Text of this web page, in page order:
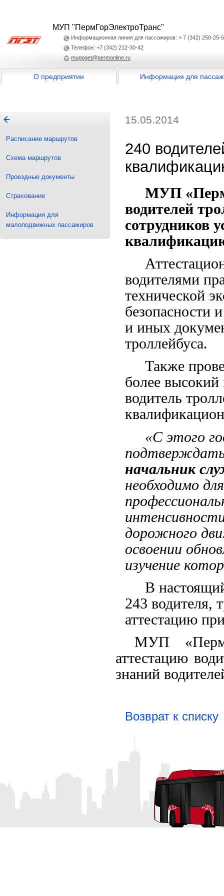
МУП "ПермГорЭлектроТранс"
Информационная линия для пассажиров: + 7 (342) 250-25-
Телефон: +7 (342) 212-30-42
muppget@permonline.ru
О предприятии Информация для
Расписание маршрутов
Схема маршрутов
Проездные документы
Страхование
Информация для
малоподвижных пассажиров
15.05.2014
240
МУП
водителей
сотрудников
водителями
технической
безопасности
и иных
троллейбуса.
Также
более высокий
водитель
«С этого
начальник
необходимо
дорожного
освоении
изучение
В настоящий
243 водителя,
аттестацию
МУП
аттестацию
знаний
Возврат к списку